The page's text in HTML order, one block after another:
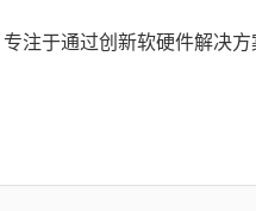
注于通过创新软硬件解决